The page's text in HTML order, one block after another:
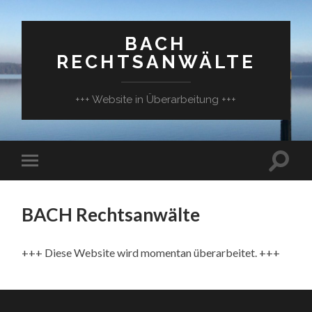
BACH
RECHTSANWÄLTE
+++ Website in Überarbeitung +++
BACH Rechtsanwälte
+++ Diese Website wird momentan überarbeitet. +++